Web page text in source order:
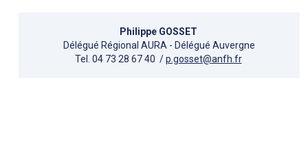
Philippe GOSSET
Délégué Régional AURA - Délégué Auvergne
Tel. 04 73 28 67 40 /p.gosset@anfh.fr